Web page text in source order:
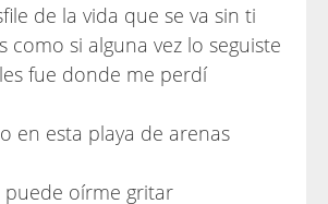
de la vida que se va sin ti
como si alguna vez lo seguiste
fue donde me perdí
en esta playa de arenas
oírme gritar